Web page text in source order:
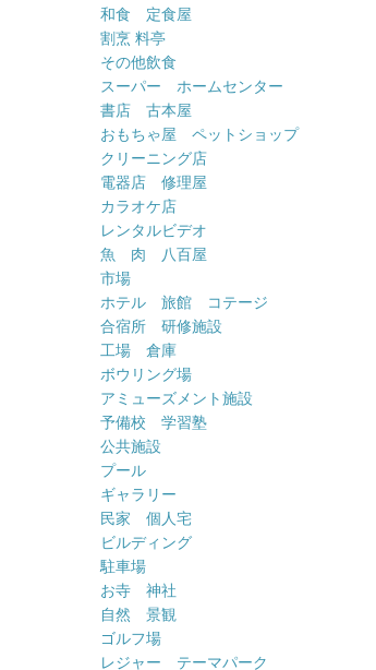
和食 定食屋
割烹 料亭
その他飲食
スーパー ホームセンター
書店 古本屋
おもちゃ屋 ペットショップ
クリーニング店
電器店 修理屋
カラオケ店
レンタルビデオ
魚 肉 八百屋
市場
ホテル 旅館 コテージ
合宿所 研修施設
工場 倉庫
ボウリング場
アミューズメント施設
予備校 学習塾
公共施設
プール
ギャラリー
民家 個人宅
ビルディング
駐車場
お寺 神社
自然 景観
ゴルフ場
レジャー テーマパーク